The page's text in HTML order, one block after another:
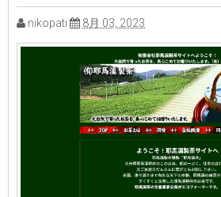
nikopati 8月 03, 2023